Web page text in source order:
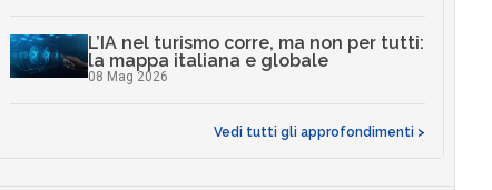
L’IA nel turismo corre, ma non per tutti:
la mappa italiana e globale
08 Mag 2026
Vedi tutti gli approfondimenti >